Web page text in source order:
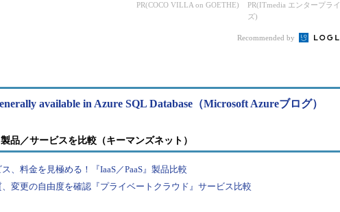
ーブルに組み合わせられるようになる。データベースへ、リレーショ
ォームのようにデータモデルをシンプルにしたい場合に向く。
PR(COCO VILLA on GOETHE)
PR(ITmedia エンタープライ
ズ)
Recommended by
available in Azure SQL Database（Microsoft Azureブログ）
品／サービスを比較（キーマンズネット）
、料金を見極める！『IaaS／PaaS』製品比較
変更の自由度を確認『プライベートクラウド』サービス比較